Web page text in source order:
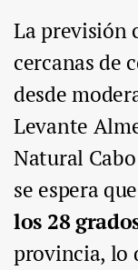
La previsión
cercanas de
desde
Levante
Natural
se espera
los 28
provincia, lo